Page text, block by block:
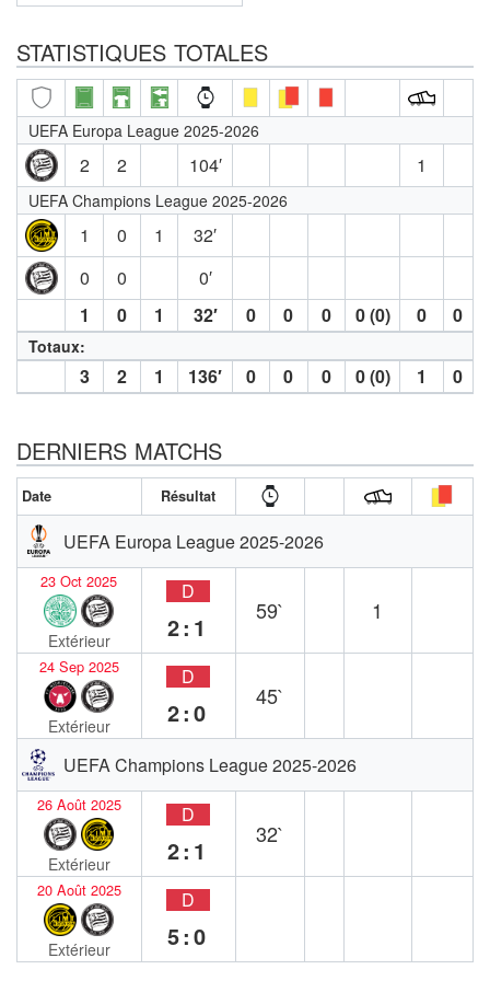
STATISTIQUES TOTALES
UEFA Europa League 2025-2026
2 2 104′ 1
UEFA Champions League 2025-2026
1 0 1
32′
0
0
0′
1
0 1 32′ 0 0 0 0 (0) 0 0
Totaux:
3 2 1 136′ 0 0 0 0 (0) 1 0
DERNIERS MATCHS
Date Résultat
UEFA Europa League 2025-2026
23 Oct 2025
Extérieur
D
2:1
59` 1
24 Sep 2025
Extérieur
D
2:0
45`
UEFA Champions League 2025-2026
26 Août 2025
Extérieur
D
2:1
32`
20 Août 2025
Extérieur
D
5:0